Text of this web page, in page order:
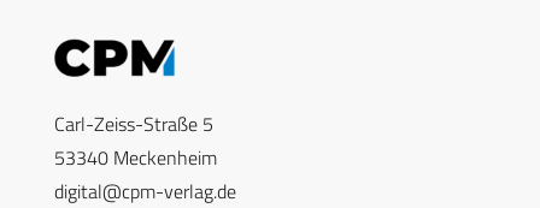
Carl-Zeiss-Straße 5
53340 Meckenheim
digital@cpm-verlag.de